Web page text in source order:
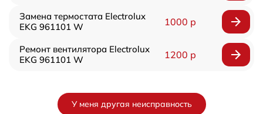
Замена термостата Electrolux
EKG 961101 W
1000 р
Ремонт вентилятора Electrolux
EKG 961101 W
1200 р
У меня другая неисправность